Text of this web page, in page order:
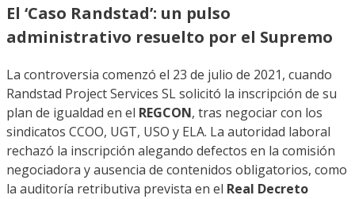
El ‘Caso Randstad’: un pulso
administrativo resuelto por el Supremo
La controversia comenzó el 23 de julio de 2021, cuando
Randstad Project Services SL solicitó la inscripción de su
plan de igualdad en el REGCON, tras negociar con los
sindicatos CCOO, UGT, USO y ELA. La autoridad laboral
rechazó la inscripción alegando defectos en la comisión
negociadora y ausencia de contenidos obligatorios, como
la auditoría retributiva prevista en el Real Decreto